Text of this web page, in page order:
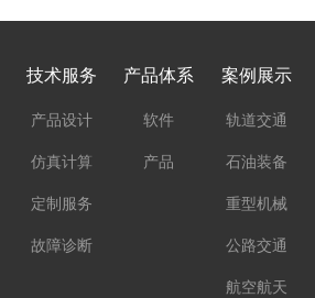
技术服务
产品设计
仿真计算
定制服务
故障诊断
产品体系
软件
产品
案例展示
轨道交通
石油装备
重型机械
公路交通
航空航天